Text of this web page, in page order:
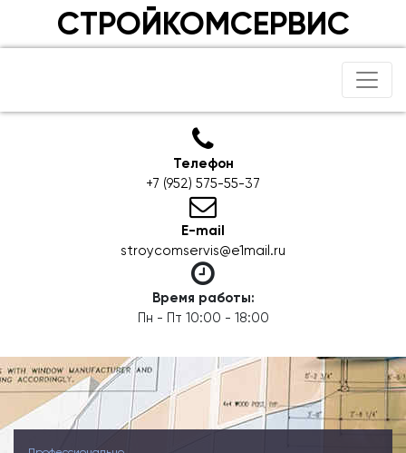
СТРОЙКОМСЕРВИС
Телефон
+7 (952) 575-55-37
E-mail
stroycomservis@e1mail.ru
Время работы:
Пн - Пт 10:00 - 18:00